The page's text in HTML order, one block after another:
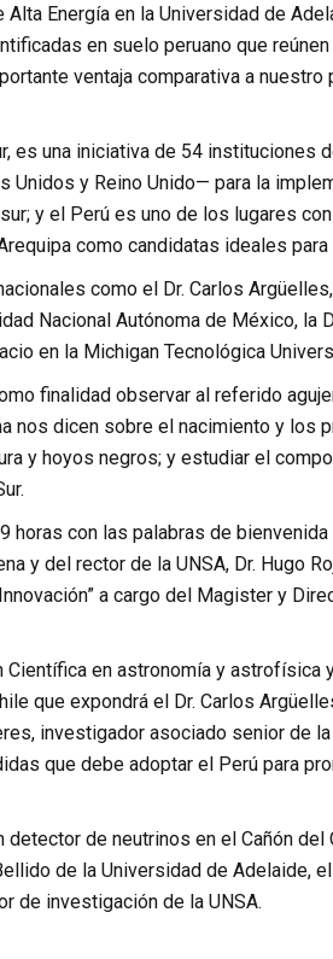
Energía en la Universidad de
en suelo peruano que
ventaja comparativa a
es una iniciativa de 54 instituciones
Unidos y Reino Unido— para la
y el Perú es uno de los lugares
como candidatas ideales para
como el Dr. Carlos
Nacional Autónoma de México, la
en la Michigan Tecnológica
finalidad observar al referido
nos dicen sobre el nacimiento y los
y hoyos negros; y estudiar el
con las palabras de
y del rector de la UNSA, Dr. Hugo
a cargo del Magister y
en astronomía y astrofísica
que expondrá el Dr. Carlos
investigador asociado senior de
que debe adoptar el Perú para
de neutrinos en el Cañón del
de la Universidad de Adelaide,
de investigación de la UNSA.